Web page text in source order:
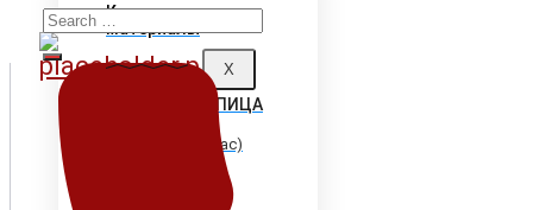
X
Кровельные
материалы
ГИБКАЯ ЧЕРЕПИЦА
Shinglas (Шинглас)
Search
for: